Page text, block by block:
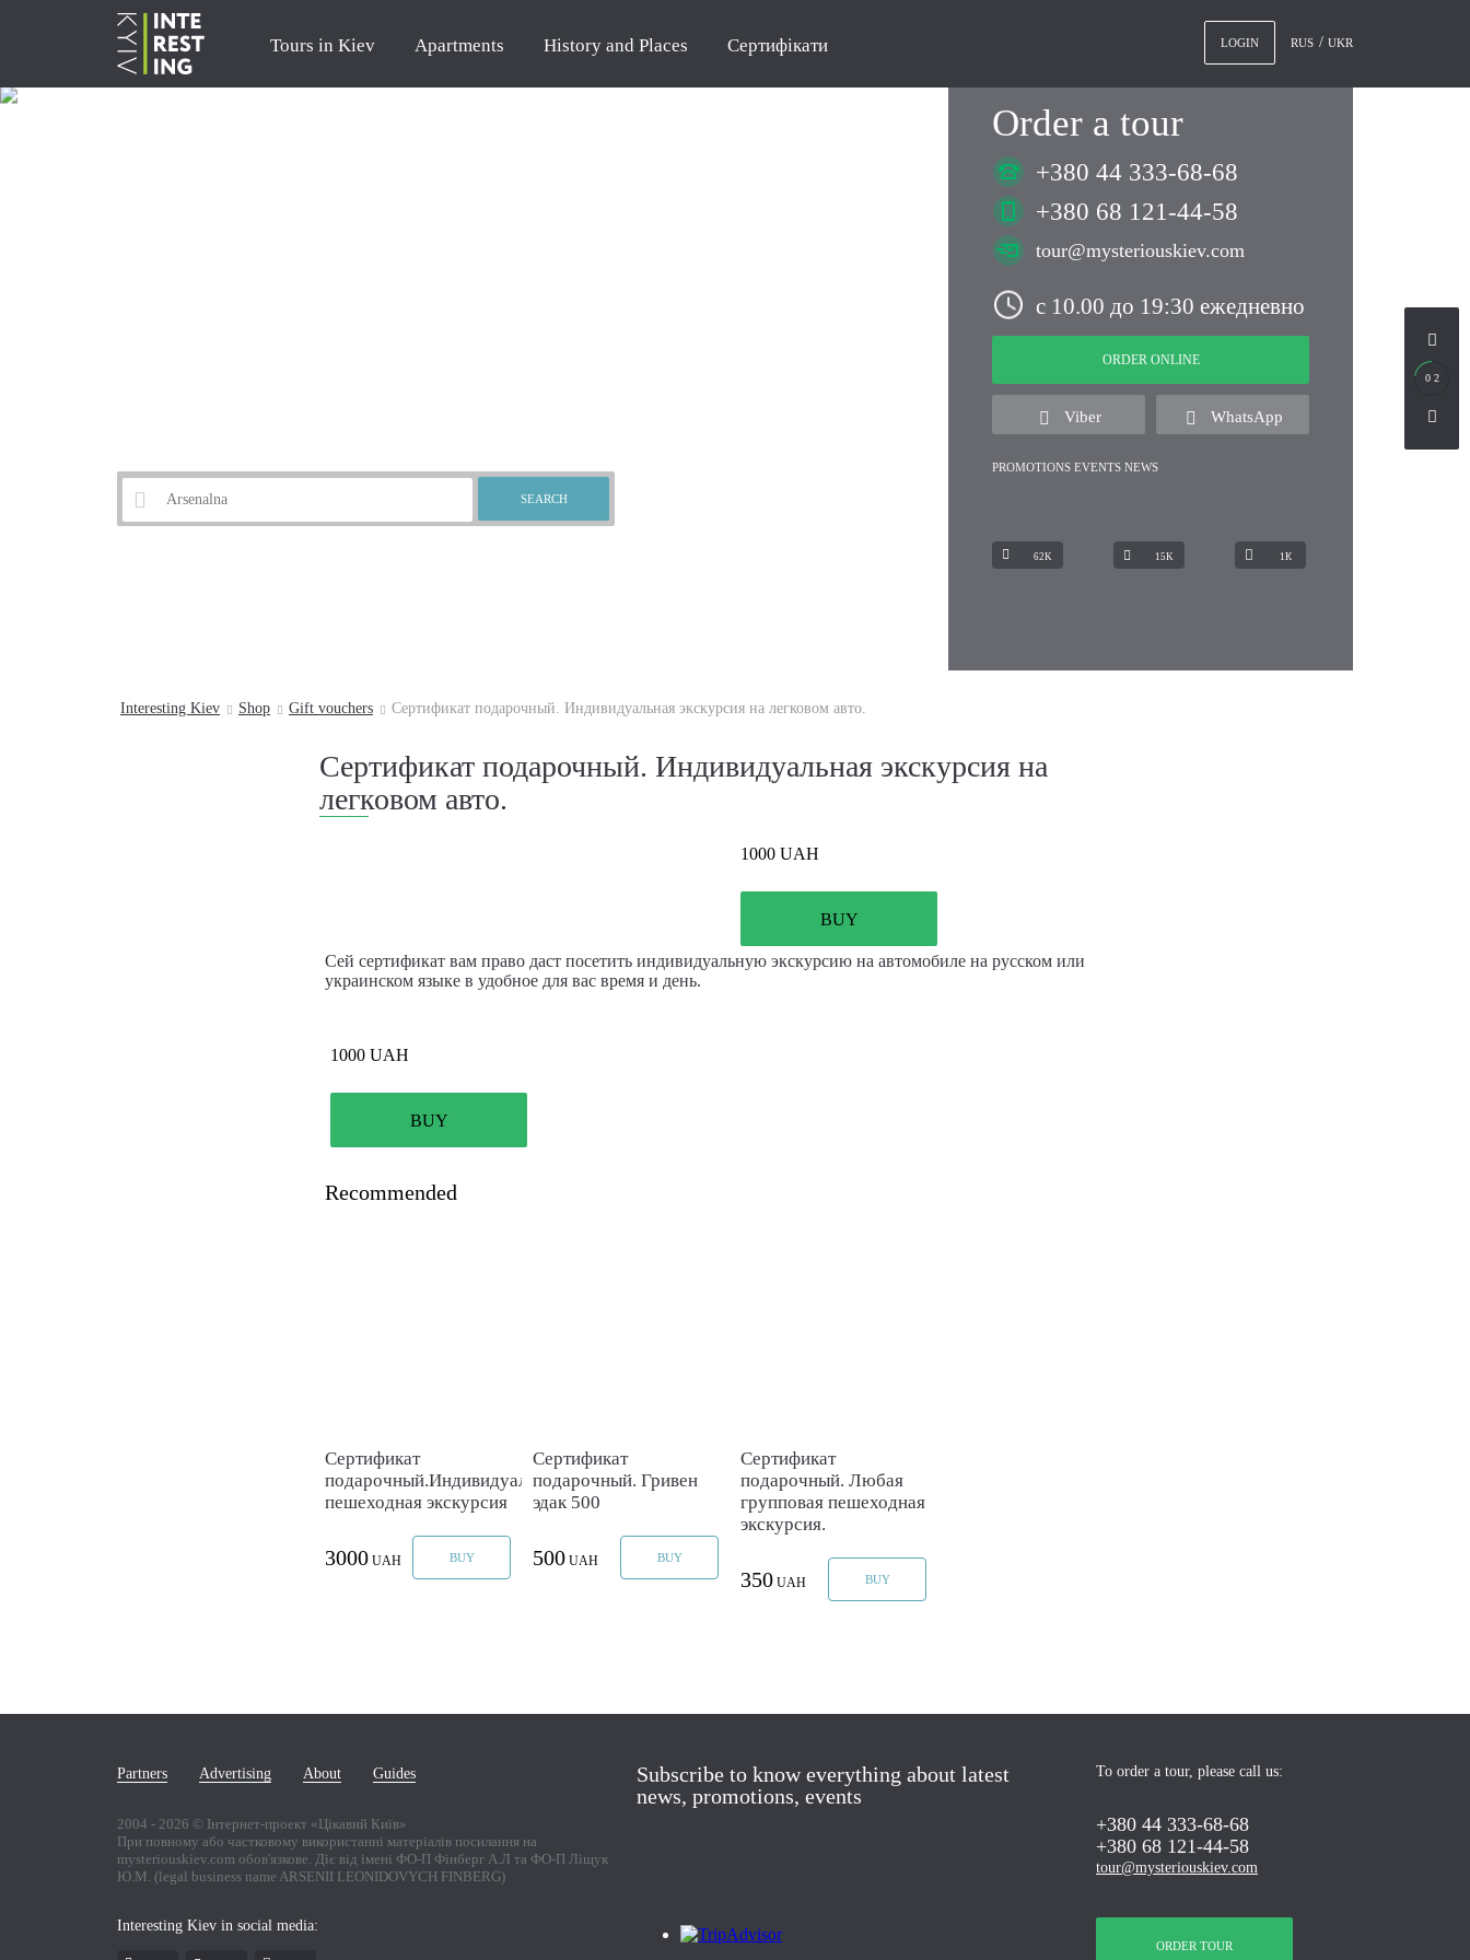
Tours in Kiev Apartments History and Places Сертифікати LOGIN RUS UKR
0 2
Order a tour
+380 44 333-68-68
+380 68 121-44-58
tour@mysteriouskiev.com
с 10.00 до 19:30 ежедневно
ORDER ONLINE
Viber WhatsApp
PROMOTIONS EVENTS NEWS
62K 15K 1К
Interesting Kiev Shop Gift vouchers Cертификат подарочный. Индивидуальная экскурсия на легковом авто.
Cертификат подарочный. Индивидуальная экскурсия на
легковом авто.
1000 UAH
BUY
Сей сертификат вам право даст посетить индивидуальную экскурсию на автомобиле на русском или
украинском языке в удобное для вас время и день.
1000 UAH
BUY
Recommended
Сертификат
подарочный.Индивидуальная
пешеходная экскурсия
3000 UAH BUY
Сертификат
подарочный. Гривен
эдак 500
500 UAH BUY
Cертификат
подарочный. Любая
групповая пешеходная
экскурсия.
350 UAH BUY
Partners Advertising About Guides
2004 - 2026 © Інтернет-проект «Цікавий Київ»
При повному або частковому використанні матеріалів посилання на
mysteriouskiev.com обов'язкове. Діє від імені ФО-П Фінберг А.Л та ФО-П Ліщук
Ю.М. (legal business name ARSENII LEONIDOVYCH FINBERG)
Interesting Kiev in social media:
Subscribe to know everything about latest
news, promotions, events
To order a tour, please call us:
+380 44 333-68-68
+380 68 121-44-58
tour@mysteriouskiev.com
ORDER TOUR